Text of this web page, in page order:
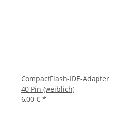
CompactFlash-IDE-Adapter
40 Pin (weiblich)
6,00 € *